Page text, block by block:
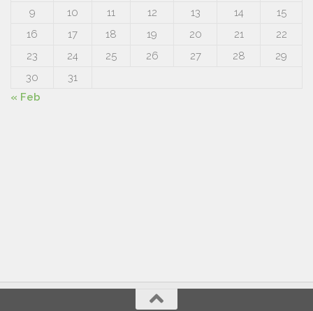
9
10 11 12 13 14
15
16
17 18 19 20 21
22
23
24 25 26 27 28
29
30
31
« Feb